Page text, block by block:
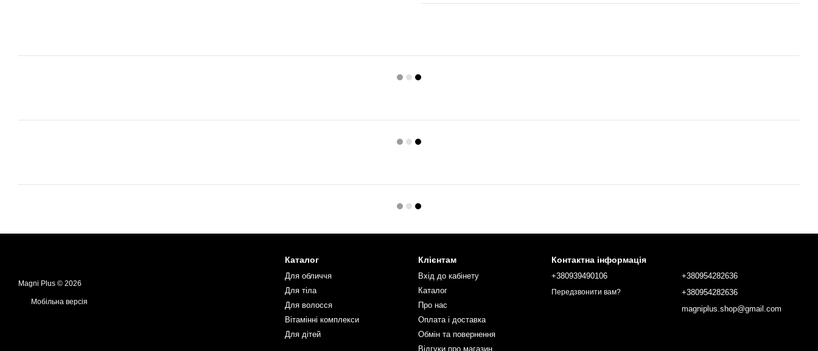
Magni Plus © 2026
Мобільна версія
Каталог
Для обличчя
Для тіла
Для волосся
Вітамінні комплекси
Для дітей
Клієнтам
Вхід до кабінету
Каталог
Про нас
Оплата і доставка
Обмін та повернення
Відгуки про магазин
Контактна інформація
+380939490106
Передзвонити вам?
+380954282636
+380954282636
magniplus.shop@gmail.com